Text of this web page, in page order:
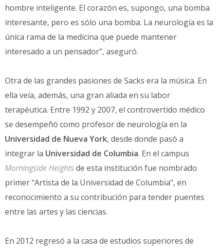
hombre inteligente. El corazón es, supongo, una bomba
interesante, pero es sólo una bomba. La neurología es la
única rama de la medicina que puede mantener
interesado a un pensador”, aseguró.
Otra de las grandes pasiones de Sacks era la música. En
ella veía, además, una gran aliada en su labor
terapéutica. Entre 1992 y 2007, el controvertido médico
se desempeñó como profesor de neurología en la
Universidad de Nueva York, desde donde pasó a
integrar la Universidad de Columbia. En el campus
Morningside Heightsde esta institución fue nombrado
primer “Artista de la Universidad de Columbia”, en
reconocimiento a su contribución para tender puentes
entre las artes y las ciencias.
En 2012 regresó a la casa de estudios superiores de